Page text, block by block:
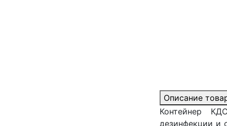
Описание
Контейнер
дезинфекции и